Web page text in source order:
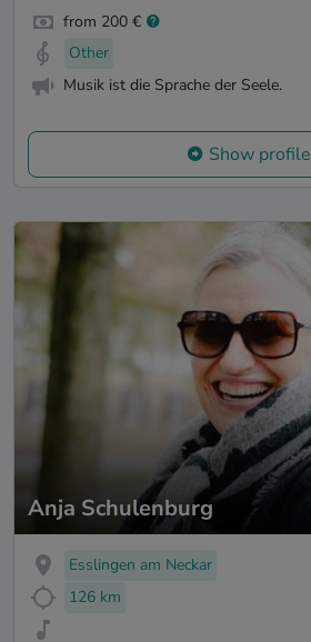
from 200 €
Other
Musik ist die Sprache der Seele.
Show profile
Anja Schulenburg
Esslingen am Neckar
126 km